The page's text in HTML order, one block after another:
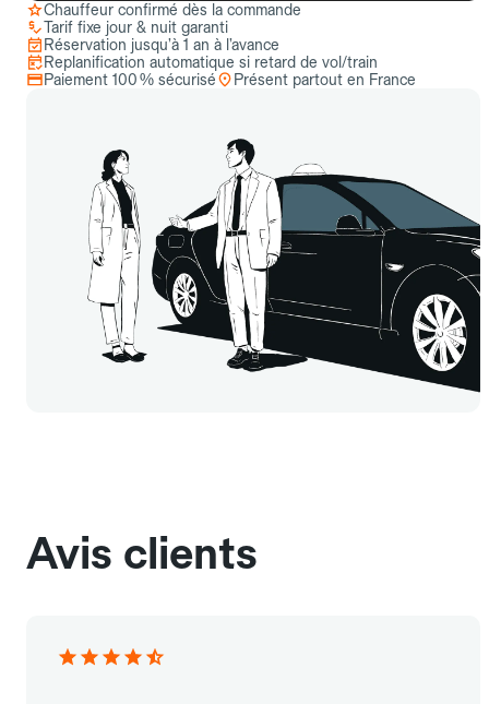
Chauffeur confirmé dès la commande
Tarif fixe jour & nuit garanti
Réservation jusqu’à 1 an à l’avance
Replanification automatique si retard de vol/train
Paiement 100 % sécurisé
Présent partout en France
Avis clients